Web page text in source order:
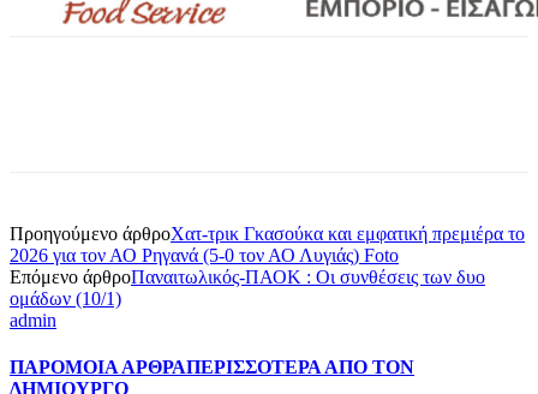
Προηγούμενο άρθροΧατ-τρικ Γκασούκα και εμφατική πρεμιέρα το
2026 για τον ΑΟ Ρηγανά (5-0 τον ΑΟ Λυγιάς) Foto
Επόμενο άρθροΠαναιτωλικός-ΠΑΟΚ : Οι συνθέσεις των δυο
ομάδων (10/1)
admin
ΠΑΡΟΜΟΙΑ ΑΡΘΡΑΠΕΡΙΣΣΟΤΕΡΑ ΑΠΟ ΤΟΝ
ΔΗΜΙΟΥΡΓΟ